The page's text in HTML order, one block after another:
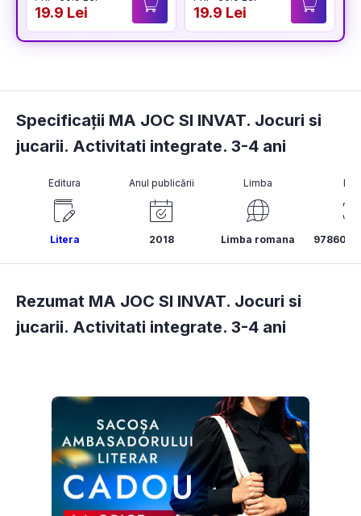
19.9 Lei 19.9 Lei
Specificații MA JOC SI INVAT. Jocuri si
jucarii. Activitati integrate. 3-4 ani
Editura
Litera
Anul publicării
2018
Limba
Limba romana
Rezumat MA JOC SI INVAT. Jocuri si
jucarii. Activitati integrate. 3-4 ani